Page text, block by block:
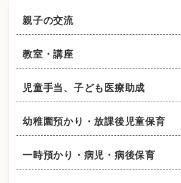
親子の交流
教室・講座
児童手当、子ども医療助成
幼稚園預かり・放課後児童保育
一時預かり・病児・病後保育